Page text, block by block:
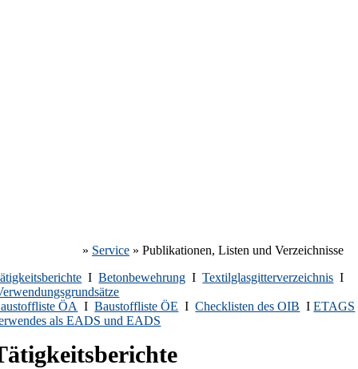
» Service » Publikationen, Listen und Verzeichnisse
IBetonbewehrung ITextilglasgitterverzeichnis I
ÖA IBaustoffliste ÖE IChecklisten des OIB IETAGS
als EADS und EADS